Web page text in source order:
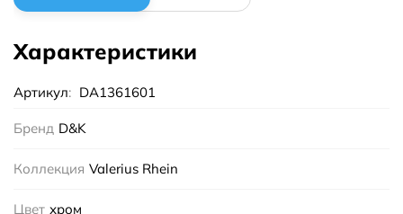
Характеристики
Артикул: DA1361601
Бренд D&K
Коллекция Valerius Rhein
Цвет хром